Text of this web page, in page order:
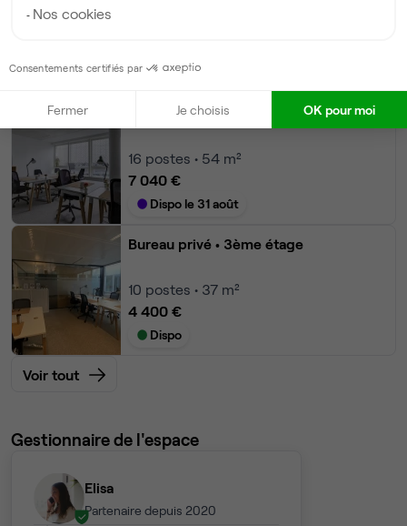
Dispo le 30 sept
Bureau privé• 2ème étage
16 postes • 54 m²
7 040 €
Dispo le 31 août
Bureau privé • 3ème étage
10 postes • 37 m²
4 400 €
Dispo
Voir tout
Gestionnaire de l'espace
Elisa
Partenaire depuis 2020
Nos cookies
Consentements certifiés par
Fermer Je choisis OK pour moi